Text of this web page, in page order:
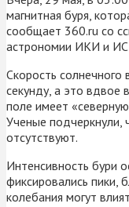
магнитная буря,
сообщает 360.ru cо
астрономии ИКИ и
Скорость солнечного
секунду, а это вдвое
поле имеет
Ученые подчеркнули,
отсутствуют.
Интенсивность бури
фиксировались пики,
колебания могут